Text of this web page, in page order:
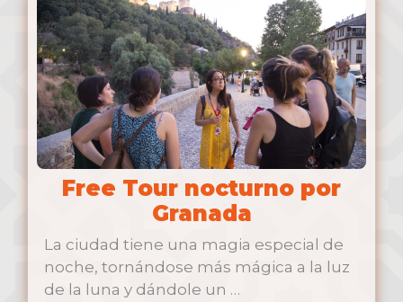
Free Tour nocturno por
Granada
La ciudad tiene una magia especial de
noche, tornándose más mágica a la luz
de la luna y dándole un …